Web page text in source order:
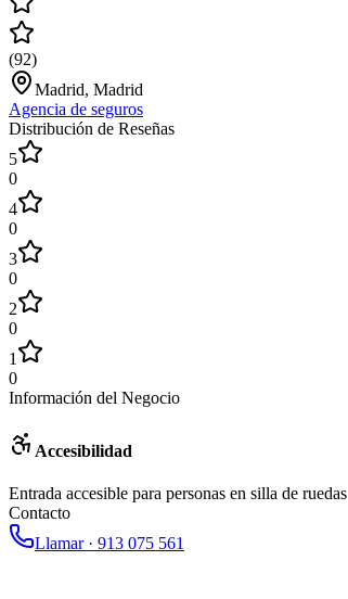
(92)
Madrid, Madrid
Agencia de seguros
Distribución de Reseñas
5
0
4
0
3
0
2
0
1
0
Información del Negocio
Accesibilidad
Entrada accesible para personas en silla de ruedas
Contacto
Llamar · 913 075 561